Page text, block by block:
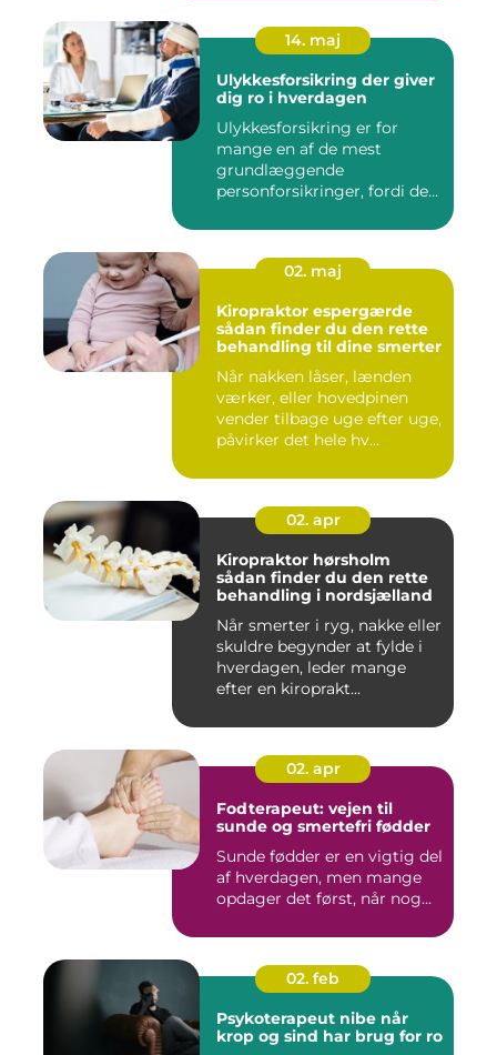
14. maj
Ulykkesforsikring der giver
dig ro i hverdagen
Ulykkesforsikring er for
mange en af de mest
grundlæggende
personforsikringer, fordi den
02. maj
Kiropraktor espergærde
sådan finder du den rette
behandling til dine smerter
Når nakken låser, lænden
værker, eller hovedpinen
vender tilbage uge efter uge,
påvirker det hele hv...
02. apr
Kiropraktor hørsholm
sådan finder du den rette
behandling i nordsjælland
Når smerter i ryg, nakke eller
skuldre begynder at fylde i
hverdagen, leder mange
efter en kiroprakt...
02. apr
Fodterapeut: vejen til
sunde og smertefri fødder
Sunde fødder er en vigtig del
af hverdagen, men mange
opdager det først, når nog...
02. feb
Psykoterapeut nibe når
krop og sind har brug for ro